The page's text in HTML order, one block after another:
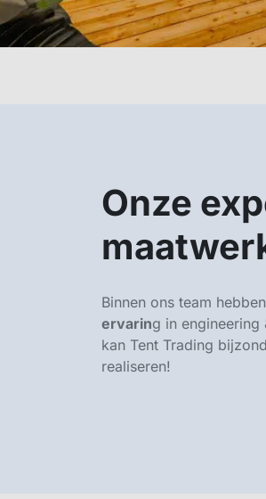
Onze
Binnen ons team
ervaring in
kan Tent Trading
realiseren!